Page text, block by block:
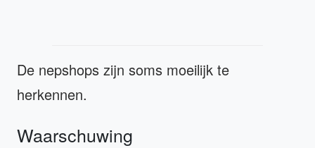
De nepshops zijn soms moeilijk te
herkennen.
Waarschuwing